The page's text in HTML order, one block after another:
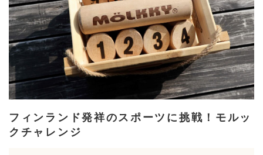
フィンランド発祥のスポーツに挑戦！モルッ
クチャレンジ